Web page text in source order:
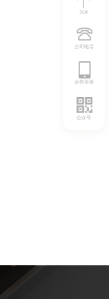
TOP
公司电话
合作洽谈
公众号